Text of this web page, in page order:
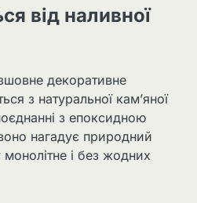
від наливної
декоративне
з натуральної кам’яної
з епоксидною
нагадує природний
і без жодних